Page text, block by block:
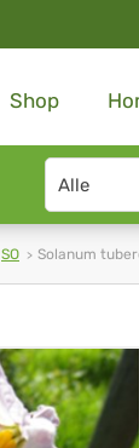
Shop
Search
type
SO Solanum